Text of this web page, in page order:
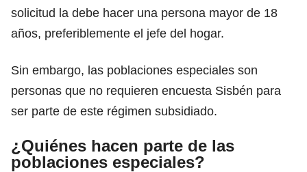
solicitud la debe hacer una persona mayor de 18
años, preferiblemente el jefe del hogar.
Sin embargo, las poblaciones especiales son
personas que no requieren encuesta Sisbén para
ser parte de este régimen subsidiado.
¿Quiénes hacen parte de las
poblaciones especiales?